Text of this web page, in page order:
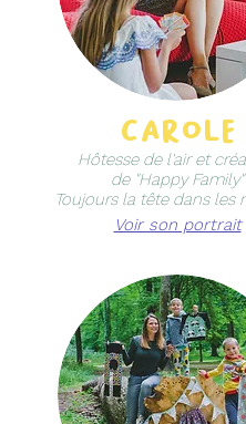
carole
Hôtesse de l'air et
de "Happy Family"
Toujours la tête dans les
Voir son portrait